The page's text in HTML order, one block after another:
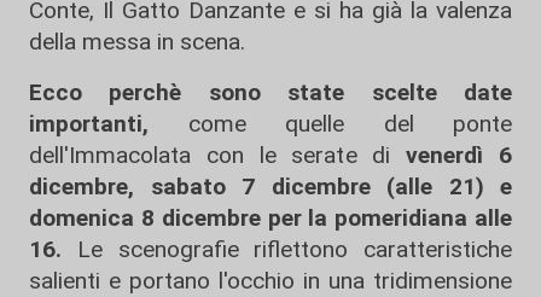
Conte, Il Gatto Danzante e si ha già la valenza
della messa in scena.
Ecco perchè sono state scelte date
importanti, come quelle del ponte
dell'Immacolata con le serate di venerdì 6
dicembre, sabato 7 dicembre (alle 21) e
domenica 8 dicembre per la pomeridiana alle
16. Le scenografie riflettono caratteristiche
salienti e portano l'occhio in una tridimensione